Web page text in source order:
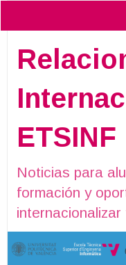
ETSINF
Noticias para
formación y
internacionalizar